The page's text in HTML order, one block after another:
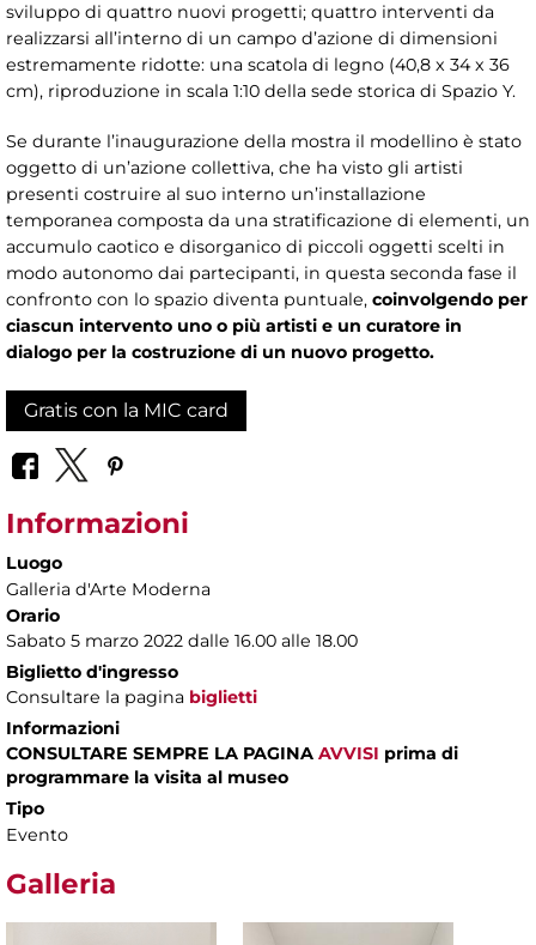
sviluppo di quattro nuovi progetti; quattro interventi da
realizzarsi all’interno di un campo d’azione di dimensioni
estremamente ridotte: una scatola di legno (40,8 x 34 x 36
cm), riproduzione in scala 1:10 della sede storica di Spazio Y.
Se durante l’inaugurazione della mostra il modellino è stato
oggetto di un’azione collettiva, che ha visto gli artisti
presenti costruire al suo interno un’installazione
temporanea composta da una stratificazione di elementi, un
accumulo caotico e disorganico di piccoli oggetti scelti in
modo autonomo dai partecipanti, in questa seconda fase il
confronto con lo spazio diventa puntuale, coinvolgendo per
ciascun intervento uno o più artisti e un curatore in
dialogo per la costruzione di un nuovo progetto.
Gratis con la MIC card
Informazioni
Luogo
Galleria d'Arte Moderna
Orario
Sabato 5 marzo 2022 dalle 16.00 alle 18.00
Biglietto d'ingresso
Consultare la pagina biglietti
Informazioni
CONSULTARE SEMPRE LA PAGINA AVVISI prima di
programmare la visita al museo
Tipo
Evento
Galleria